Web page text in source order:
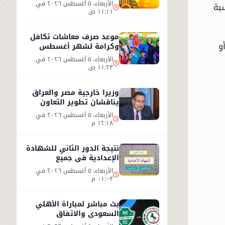
أغسطس 2026 الأربعاء، ٥ أغسطس ٢٠٢٦ في
١١:١١ ص
موعد صرف معاشات تكافل
وكرامة لشهر أغسطس
2026.. رابط الاستعلام
الرسمي الأربعاء، ٥ أغسطس ٢٠٢٦ في
١١:٢٣ ص
وزيرا خارجية مصر والعراق
يناقشان تطوير التعاون
الثنائي في مختلف المجالات
الأربعاء، ٥ أغسطس ٢٠٢٦ في
١٢:١٨ م
نتيجة الدور الثاني للشهادة
الإعدادية في جميع
المحافظات الأربعاء، ٥ أغسطس ٢٠٢٦ في
٠١:٠٣ م
بث مباشر لمباراة الأهلي
السعودي والاتفاق